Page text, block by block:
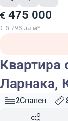
€ 475 000
€ 5 793 за м²
Квартира
Ларнака,
2Спален